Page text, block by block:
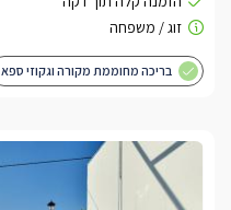
בריכה מחוממת מקורה וגקוזי ספא